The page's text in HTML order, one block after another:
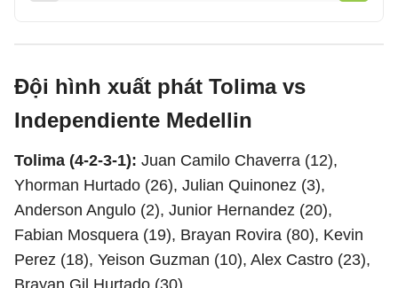
Đội hình xuất phát Tolima vs
Independiente Medellin
Tolima (4-2-3-1): Juan Camilo Chaverra (12),
Yhorman Hurtado (26), Julian Quinonez (3),
Anderson Angulo (2), Junior Hernandez (20),
Fabian Mosquera (19), Brayan Rovira (80), Kevin
Perez (18), Yeison Guzman (10), Alex Castro (23),
Brayan Gil Hurtado (30)